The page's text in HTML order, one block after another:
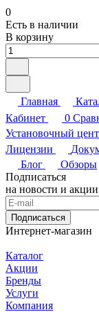
0
Есть в наличии
В корзину
Главная
Кабинет
0
Установочный
Лицензии
Блог
Обзоры
Подписаться
на новости и акции
Подписаться
Интернет-магазин
Каталог
Акции
Бренды
Услуги
Компания